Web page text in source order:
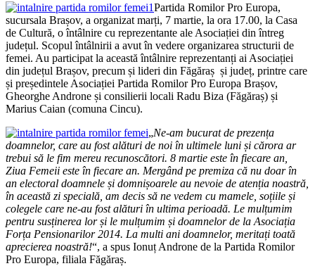
Partida Romilor Pro Europa,
sucursala Brașov, a organizat marți, 7 martie, la ora 17.00, la Casa
de Cultură, o întâlnire cu reprezentante ale Asociației din întreg
județul. Scopul întâlnirii a avut în vedere organizarea structurii de
femei. Au participat la această întâlnire reprezentanți ai Asociației
din județul Brașov, precum și lideri din Făgăraș și județ, printre care
și președintele Asociației Partida Romilor Pro Europa Brașov,
Gheorghe Androne și consilierii locali Radu Biza (Făgăraș) și
Marius Caian (comuna Cincu).
„Ne-am bucurat de prezența
doamnelor, care au fost alături de noi în ultimele luni și cărora ar
trebui să le fim mereu recunoscători. 8 martie este în fiecare an,
Ziua Femeii este în fiecare an. Mergând pe premiza că nu doar în
an electoral doamnele și domnișoarele au nevoie de atenția noastră,
în această zi specială, am decis să ne vedem cu mamele, soțiile și
colegele care ne-au fost alături în ultima perioadă. Le mulțumim
pentru susținerea lor și le mulțumim și doamnelor de la Asociația
Forța Pensionarilor 2014. La multi ani doamnelor, meritați toată
aprecierea noastră!“, a spus Ionuț Androne de la Partida Romilor
Pro Europa, filiala Făgăraș.